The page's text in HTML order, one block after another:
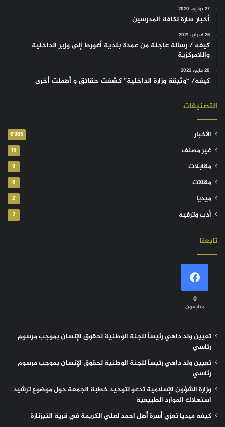
27 يونيو، 2020
أخبار سارة لكافة المدرسين
26 فبراير، 2021
كيفه / رسالة عاجلة من عمدة بلدية أغورط إلى وزير الداخلية
واللامركزية
20 مايو، 2022
كيفه/ “وثيقة وزارة الداخلية” كشفت حقائق و أهملت أخرى
التصنيفات
الأخبار 6٬985
غير مصنف 15
مقابلات 9
مقالات 8
ميديا 2
أدب وترفيه 2
تابعنا
0
متابعون
تعيين ولد داهي رئيساً للجنة الوطنية لحقوق الإنسان بموجب مرسوم
رئاسي
تعيين ولد داهي رئيساً للجنة الوطنية لحقوق الإنسان بموجب مرسوم
رئاسي
وزارة الشؤون الإسلامية تدعو لتوحيد خطبة الجمعة حول موضوع ترشيد
استهلاك الموارد الطبيعية
كيفه ميديا تعزي أسرة أهل احمد لعلي الكريمة في قرية النيزنازة